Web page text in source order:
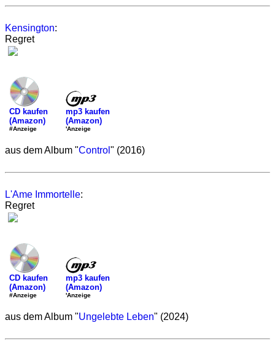
Kensington:
Regret
CD kaufen
(Amazon)
#Anzeige
mp3 kaufen
(Amazon)
'Anzeige
aus dem Album "Control " (2016)
L'Ame Immortelle:
Regret
CD kaufen
(Amazon)
#Anzeige
mp3 kaufen
(Amazon)
'Anzeige
aus dem Album "Ungelebte Leben" (2024)